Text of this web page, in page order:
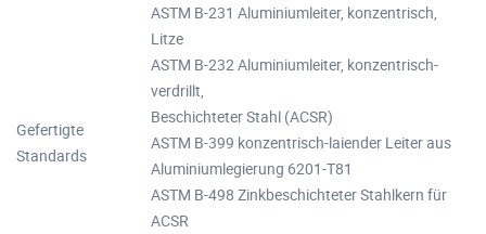
Gefertigte
Standards
ASTM B-231 Aluminiumleiter, konzentrisch,
Litze
ASTM B-232 Aluminiumleiter, konzentrisch-
verdrillt,
Beschichteter Stahl (ACSR)
ASTM B-399 konzentrisch-laiender Leiter aus
Aluminiumlegierung 6201-T81
ASTM B-498 Zinkbeschichteter Stahlkern für
ACSR